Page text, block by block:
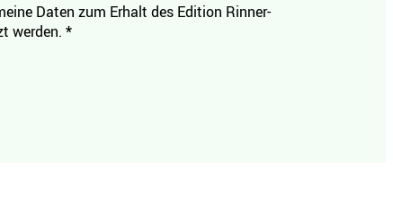
Daten zum Erhalt des Edition Rinner-
werden. *